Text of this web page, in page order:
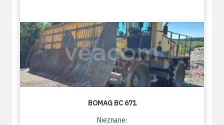
BOMAG BC 671
Nieznane: